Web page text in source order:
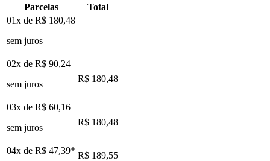
Parcelas
Total
01x de R$ 180,48
sem juros
02x de R$ 90,24
sem juros
R$ 180,48
03x de R$ 60,16
sem juros
R$ 180,48
04x de R$ 47,39* R$ 189,55